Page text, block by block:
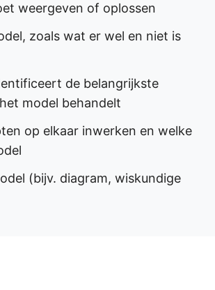
weergeven of oplossen
zoals wat er wel en niet is
de belangrijkste
model behandelt
op elkaar inwerken en welke
(bijv. diagram, wiskundige